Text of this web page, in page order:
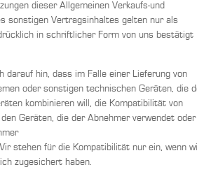
dieser Allgemeinen Verkaufs-und
sonstigen Vertragsinhaltes gelten nur als
in schriftlicher Form von uns bestätigt
darauf hin, dass im Falle einer Lieferung von
oder sonstigen technischen Geräten, die
kombinieren will, die Kompatibilität von
Geräten, die der Abnehmer verwendet oder
stehen für die Kompatibilität nur ein, wenn
zugesichert haben.